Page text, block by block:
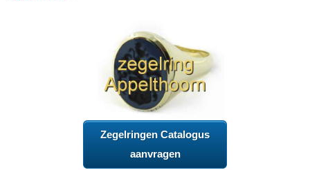
Zegelringen Catalogus
aanvragen